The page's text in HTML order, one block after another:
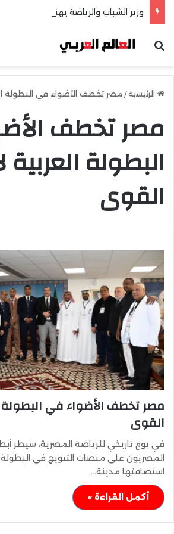
وزير الشباب والرياضة يهنئ منتخب مصر
بحث عن
الرئيسية/ مصر تخطف الأضواء في البطولة
مصر تخطف
البطولة العربية
القوى
مصر تخطف الأضواء في البطولة
القوى
في يومٍ تاريخي للرياضة المصرية، سيطر
المصريون على منصات التتويج في البطولة
استضافتها مدينة…
أكمل القراءة »